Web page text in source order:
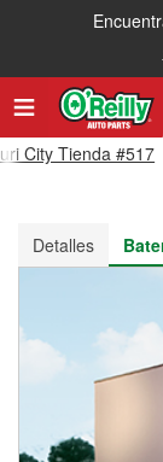
Recibe tu
City Tienda #517
Detalles